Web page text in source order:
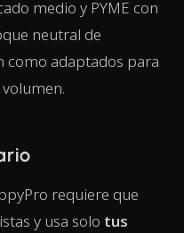
medio y PYME con
neutral de
como adaptados para
requiere que
y usa solo tus